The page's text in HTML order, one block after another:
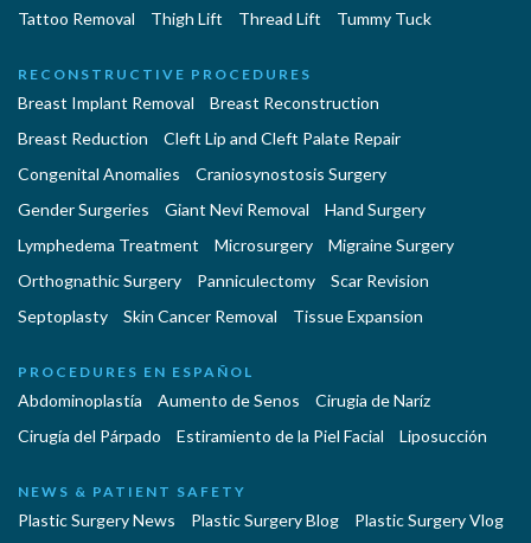
Tattoo Removal
Thigh Lift Thread Lift Tummy Tuck
RECONSTRUCTIVE PROCEDURES
Breast Implant Removal
Breast Reconstruction
Breast Reduction
Cleft Lip and Cleft Palate Repair
Congenital Anomalies
Craniosynostosis Surgery
Gender Surgeries
Giant Nevi Removal
Hand Surgery
Lymphedema Treatment
Microsurgery
Migraine Surgery
Orthognathic Surgery
Panniculectomy
Scar Revision
Septoplasty
Skin Cancer Removal Tissue Expansion
PROCEDURES EN ESPAÑOL
Abdominoplastía Aumento de Senos
Cirugia de Naríz
Cirugía del Párpado
Estiramiento de la Piel Facial Liposucción
NEWS & PATIENT SAFETY
Plastic Surgery News Plastic Surgery Blog
Plastic Surgery Vlog